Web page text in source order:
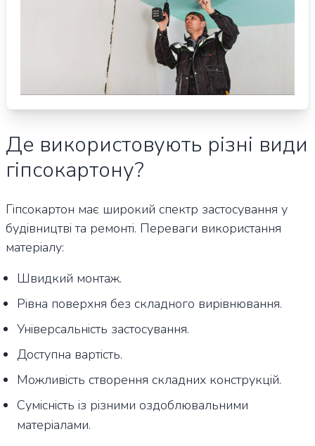
Де використовують різні види
гіпсокартону?
Гіпсокартон має широкий спектр застосування у
будівництві та ремонті. Переваги використання
матеріалу:
Швидкий монтаж.
Рівна поверхня без складного вирівнювання.
Універсальність застосування.
Доступна вартість.
Можливість створення складних конструкцій.
Сумісність із різними оздоблювальними
матеріалами.